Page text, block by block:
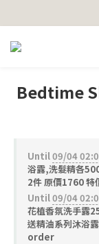
【官網獨家】
【官網獨家】
Bedtime
Until09/04
浴露,洗髮精各
2件 原價1760
Until09/04
花植香氛洗手露
送精油系列沐浴
order